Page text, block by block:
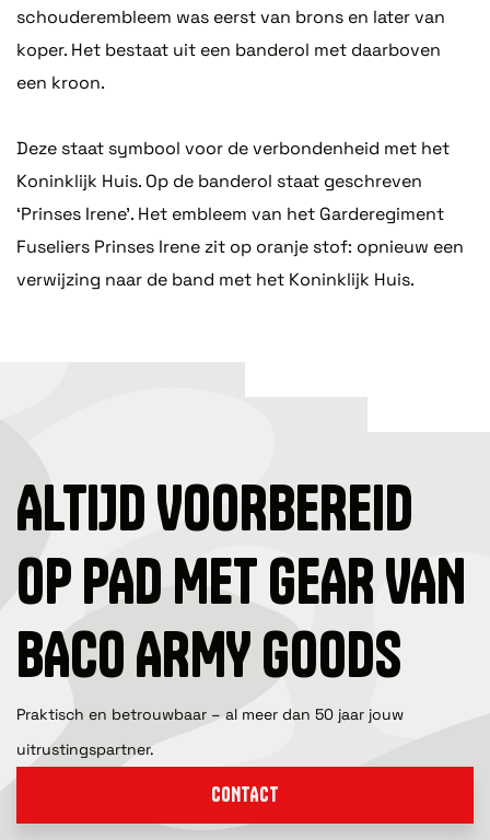
schouderembleem was eerst van brons en later van
koper. Het bestaat uit een banderol met daarboven
een kroon.
Deze staat symbool voor de verbondenheid met het
Koninklijk Huis. Op de banderol staat geschreven
‘Prinses Irene’. Het embleem van het Garderegiment
Fuseliers Prinses Irene zit op oranje stof: opnieuw een
verwijzing naar de band met het Koninklijk Huis.
ALTIJD VOORBEREID
OP PAD MET GEAR VAN
BACO ARMY GOODS
Praktisch en betrouwbaar – al meer dan 50 jaar jouw
uitrustingspartner.
CONTACT